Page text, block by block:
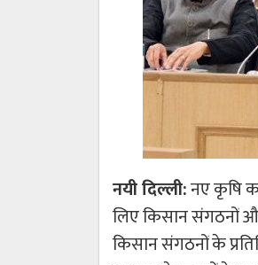
नयी दिल्ली:नए कृषि
लिए किसान संगठनों
किसान संगठनों के